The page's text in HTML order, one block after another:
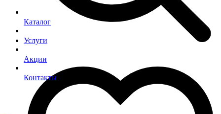
Каталог
Услуги
Акции
Контакты